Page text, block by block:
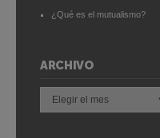
¿Qué es el mutualismo?
ARCHIVO
Archivo